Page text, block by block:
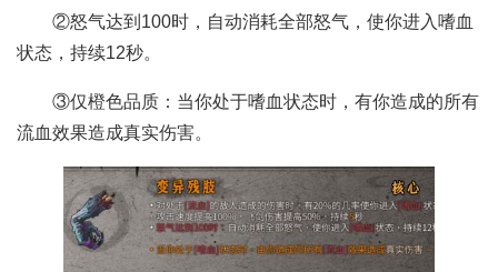
②怒气达到100时，自动消耗全部怒气，使你进入嗜血
状态，持续12秒。
③仅橙色品质：当你处于嗜血状态时，有你造成的所有
流血效果造成真实伤害。